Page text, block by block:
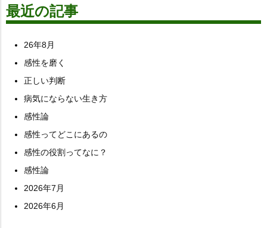
最近の記事
26年8月
感性を磨く
正しい判断
病気にならない生き方
感性論
感性ってどこにあるの
感性の役割ってなに？
感性論
2026年7月
2026年6月